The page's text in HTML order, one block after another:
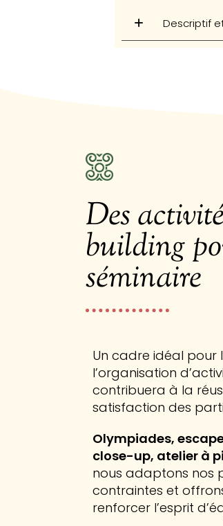
Descriptif
Des
building
séminaire
Un cadre idéal pour
l’organisation
contribuera à la
satisfaction des
Olympiades,
close-up, atelier à
nous adaptons nos
contraintes et
renforcer l’esprit